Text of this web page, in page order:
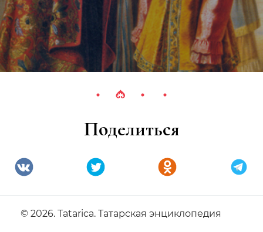
Поделиться
© 2026. Tatarica. Татарская энциклопедия